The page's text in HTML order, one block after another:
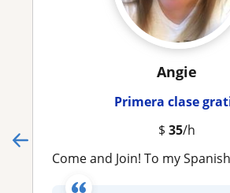
Angie
Primera clase
$ 35/h
Come and Join! To my Spanish language